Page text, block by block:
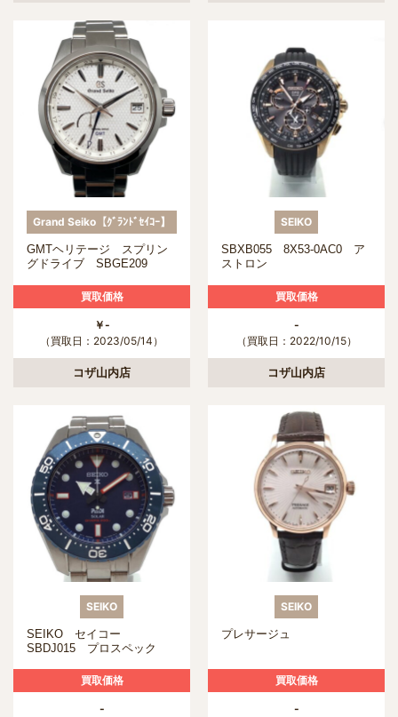
Grand Seiko【ｸﾞﾗﾝﾄﾞｾｲｺｰ】
GMTヘリテージ スプリン
グドライブ SBGE209
買取価格
￥-
（買取日：2023/05/14）
コザ山内店
SEIKO
SBXB055 8X53-0AC0 ア
ストロン
買取価格
-
（買取日：2022/10/15）
コザ山内店
SEIKO
SEIKO セイコー
SBDJ015 プロスペック
買取価格
-
SEIKO
プレサージュ
買取価格
-